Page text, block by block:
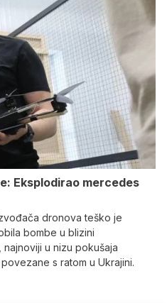
Eksplodirao mercedes
dronova teško je
bombe u blizini
u nizu pokušaja
s ratom u Ukrajini.